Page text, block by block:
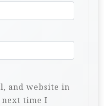
and website in
time I